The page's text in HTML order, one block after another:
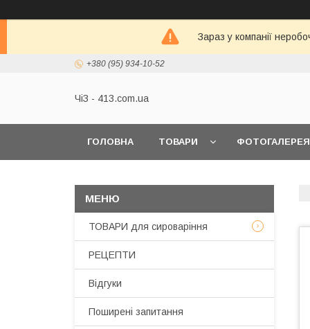
Зараз у компанії
+380 (95) 934-10-52
ЧіЗ - 413.com.ua
ГОЛОВНА ТОВАРИ ФОТОГАЛЕРЕЯ
ТОВАРИ для сироваріння
РЕЦЕПТИ
Відгуки
Поширені запитання